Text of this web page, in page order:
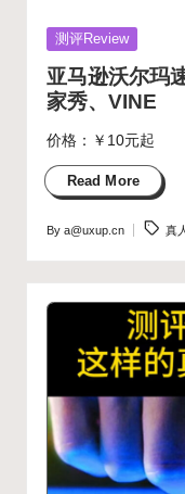
Posted
测评Review
亚马逊沃尔玛
家秀、VINE
价格：￥10元起
Read More
Posted
by
By a@uxup.cn
Tags: 真